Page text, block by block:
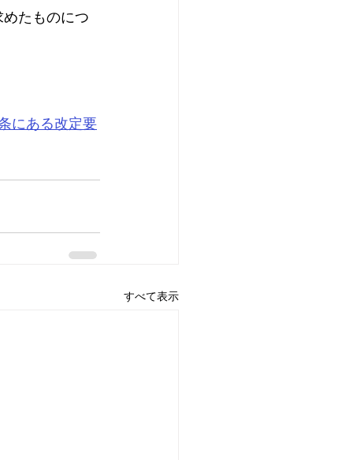
たものにつ
にある改定要
すべて表示